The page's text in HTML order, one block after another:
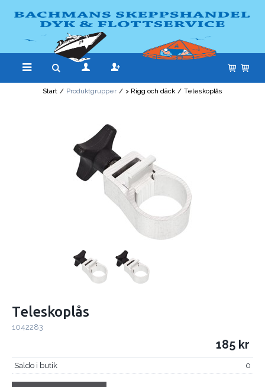
Start / Produktgrupper / > Rigg och däck / Teleskoplås
Teleskoplås
1042283
185
Saldo i butik 0